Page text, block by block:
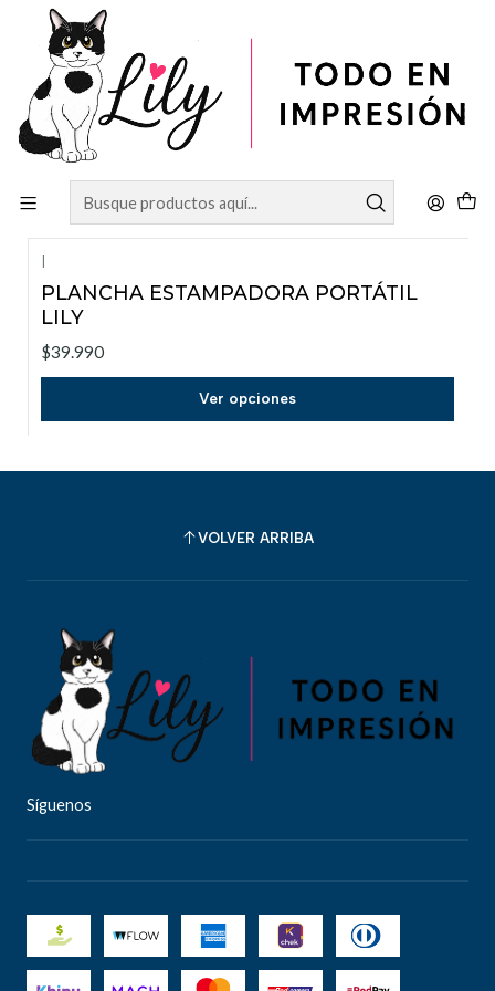
Inicio ROLLOS
Papel Fotografico Glossy
|
PLANCHA ESTAMPADORA PORTÁTIL
LILY
$39.990
Ver opciones
VOLVER ARRIBA
Síguenos